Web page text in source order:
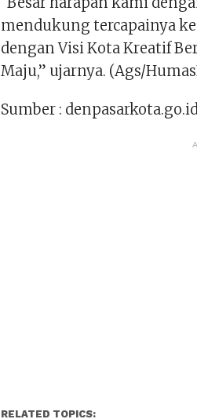
mendukung tercapainya
dengan Visi Kota Kreatif
Maju,” ujarnya. (Ags/
Sumber :
RELATED TOPICS: